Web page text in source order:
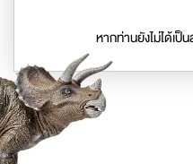
หากท่านยังไม่ได้เ